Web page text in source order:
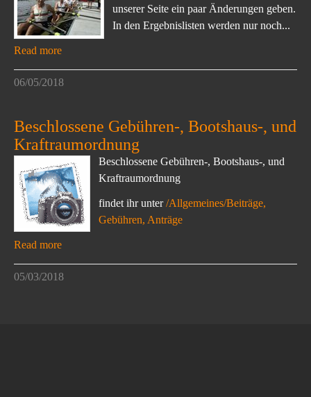
unserer Seite ein paar Änderungen geben.
In den Ergebnislisten werden nur noch...
Read more
06/05/2018
Beschlossene Gebühren-, Bootshaus-, und
Kraftraumordnung
Beschlossene Gebühren-, Bootshaus-, und
Kraftraumordnung
findet ihr unter/Allgemeines/Beiträge,
Gebühren, Anträge
Read more
05/03/2018